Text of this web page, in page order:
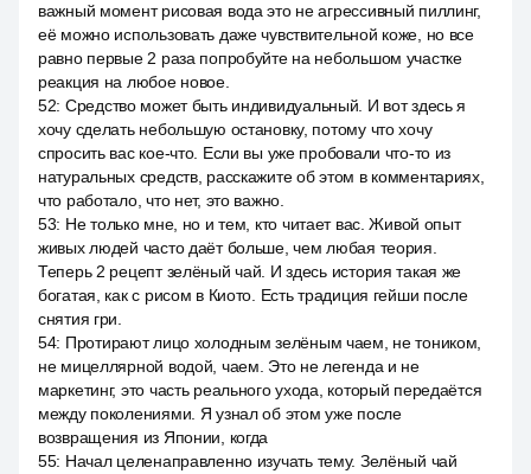
важный момент рисовая вода это не агрессивный пиллинг,
её можно использовать даже чувствительной коже, но все
равно первые 2 раза попробуйте на небольшом участке
реакция на любое новое.
52: Средство может быть индивидуальный. И вот здесь я
хочу сделать небольшую остановку, потому что хочу
спросить вас кое-что. Если вы уже пробовали что-то из
натуральных средств, расскажите об этом в комментариях,
что работало, что нет, это важно.
53: Не только мне, но и тем, кто читает вас. Живой опыт
живых людей часто даёт больше, чем любая теория.
Теперь 2 рецепт зелёный чай. И здесь история такая же
богатая, как с рисом в Киото. Есть традиция гейши после
снятия гри.
54: Протирают лицо холодным зелёным чаем, не тоником,
не мицеллярной водой, чаем. Это не легенда и не
маркетинг, это часть реального ухода, который передаётся
между поколениями. Я узнал об этом уже после
возвращения из Японии, когда
55: Начал целенаправленно изучать тему. Зелёный чай